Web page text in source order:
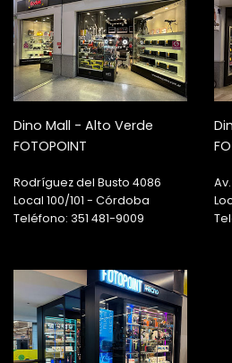
Dino Mall - Alto Verde
FOTOPOINT
Rodríguez del Busto 4086
Local 100/101 - Córdoba
Teléfono: 351 481-9009